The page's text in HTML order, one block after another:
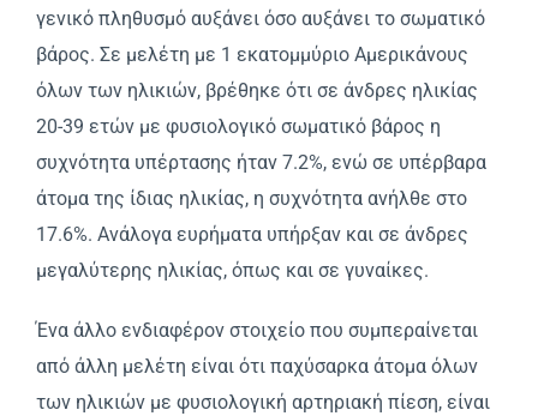
γενικό πληθυσμό αυξάνει όσο αυξάνει το σωματικό
βάρος. Σε μελέτη με 1 εκατομμύριο Aμερικάνους
όλων των ηλικιών, βρέθηκε ότι σε άνδρες ηλικίας
20-39 ετών με φυσιολογικό σωματικό βάρος η
συχνότητα υπέρτασης ήταν 7.2%, ενώ σε υπέρβαρα
άτομα της ίδιας ηλικίας, η συχνότητα ανήλθε στο
17.6%. Aνάλογα ευρήματα υπήρξαν και σε άνδρες
μεγαλύτερης ηλικίας, όπως και σε γυναίκες.
Ένα άλλο ενδιαφέρον στοιχείο που συμπεραίνεται
από άλλη μελέτη είναι ότι παχύσαρκα άτομα όλων
των ηλικιών με φυσιολογική αρτηριακή πίεση, είναι